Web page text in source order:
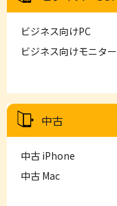
ビジネス向けPC
ビジネス向けモニタ
中古
中古 iPhone
中古 Mac